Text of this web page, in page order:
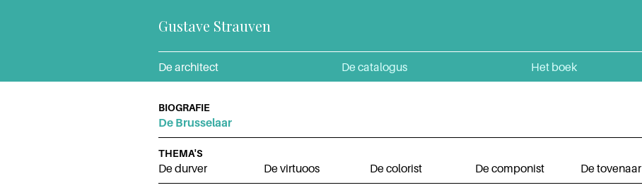
Gustave Strauven
De architect
BIOGRAFIE
De Brusselaar
THEMA'S
De durver De virtuoos De colorist De componist De tovenaar
De catalogus Het boek